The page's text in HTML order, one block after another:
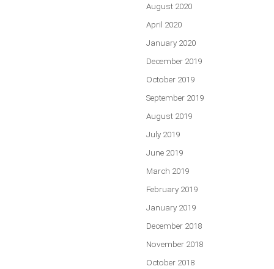
August 2020
April 2020
January 2020
December 2019
October 2019
September 2019
August 2019
July 2019
June 2019
March 2019
February 2019
January 2019
December 2018
November 2018
October 2018